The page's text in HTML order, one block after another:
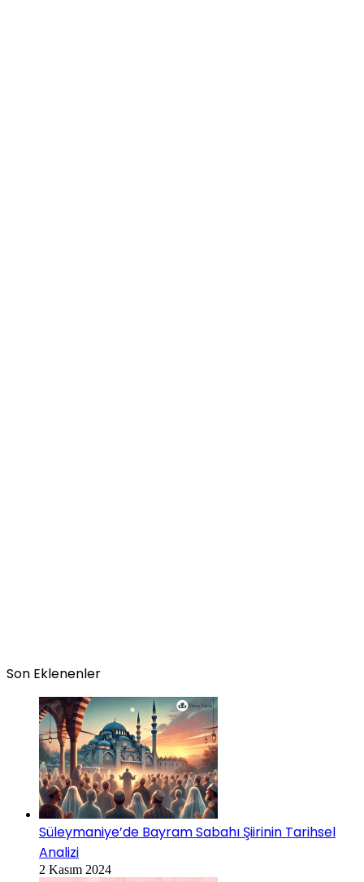
Son Eklenenler
Süleymaniye’de Bayram Sabahı Şiirinin Tarihsel
Analizi
2 Kasım 2024